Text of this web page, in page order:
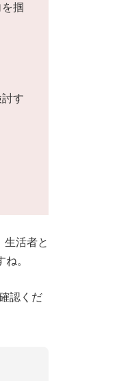
掴
す
生活者と
。
認くだ